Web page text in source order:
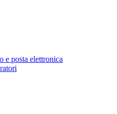
e posta elettronica